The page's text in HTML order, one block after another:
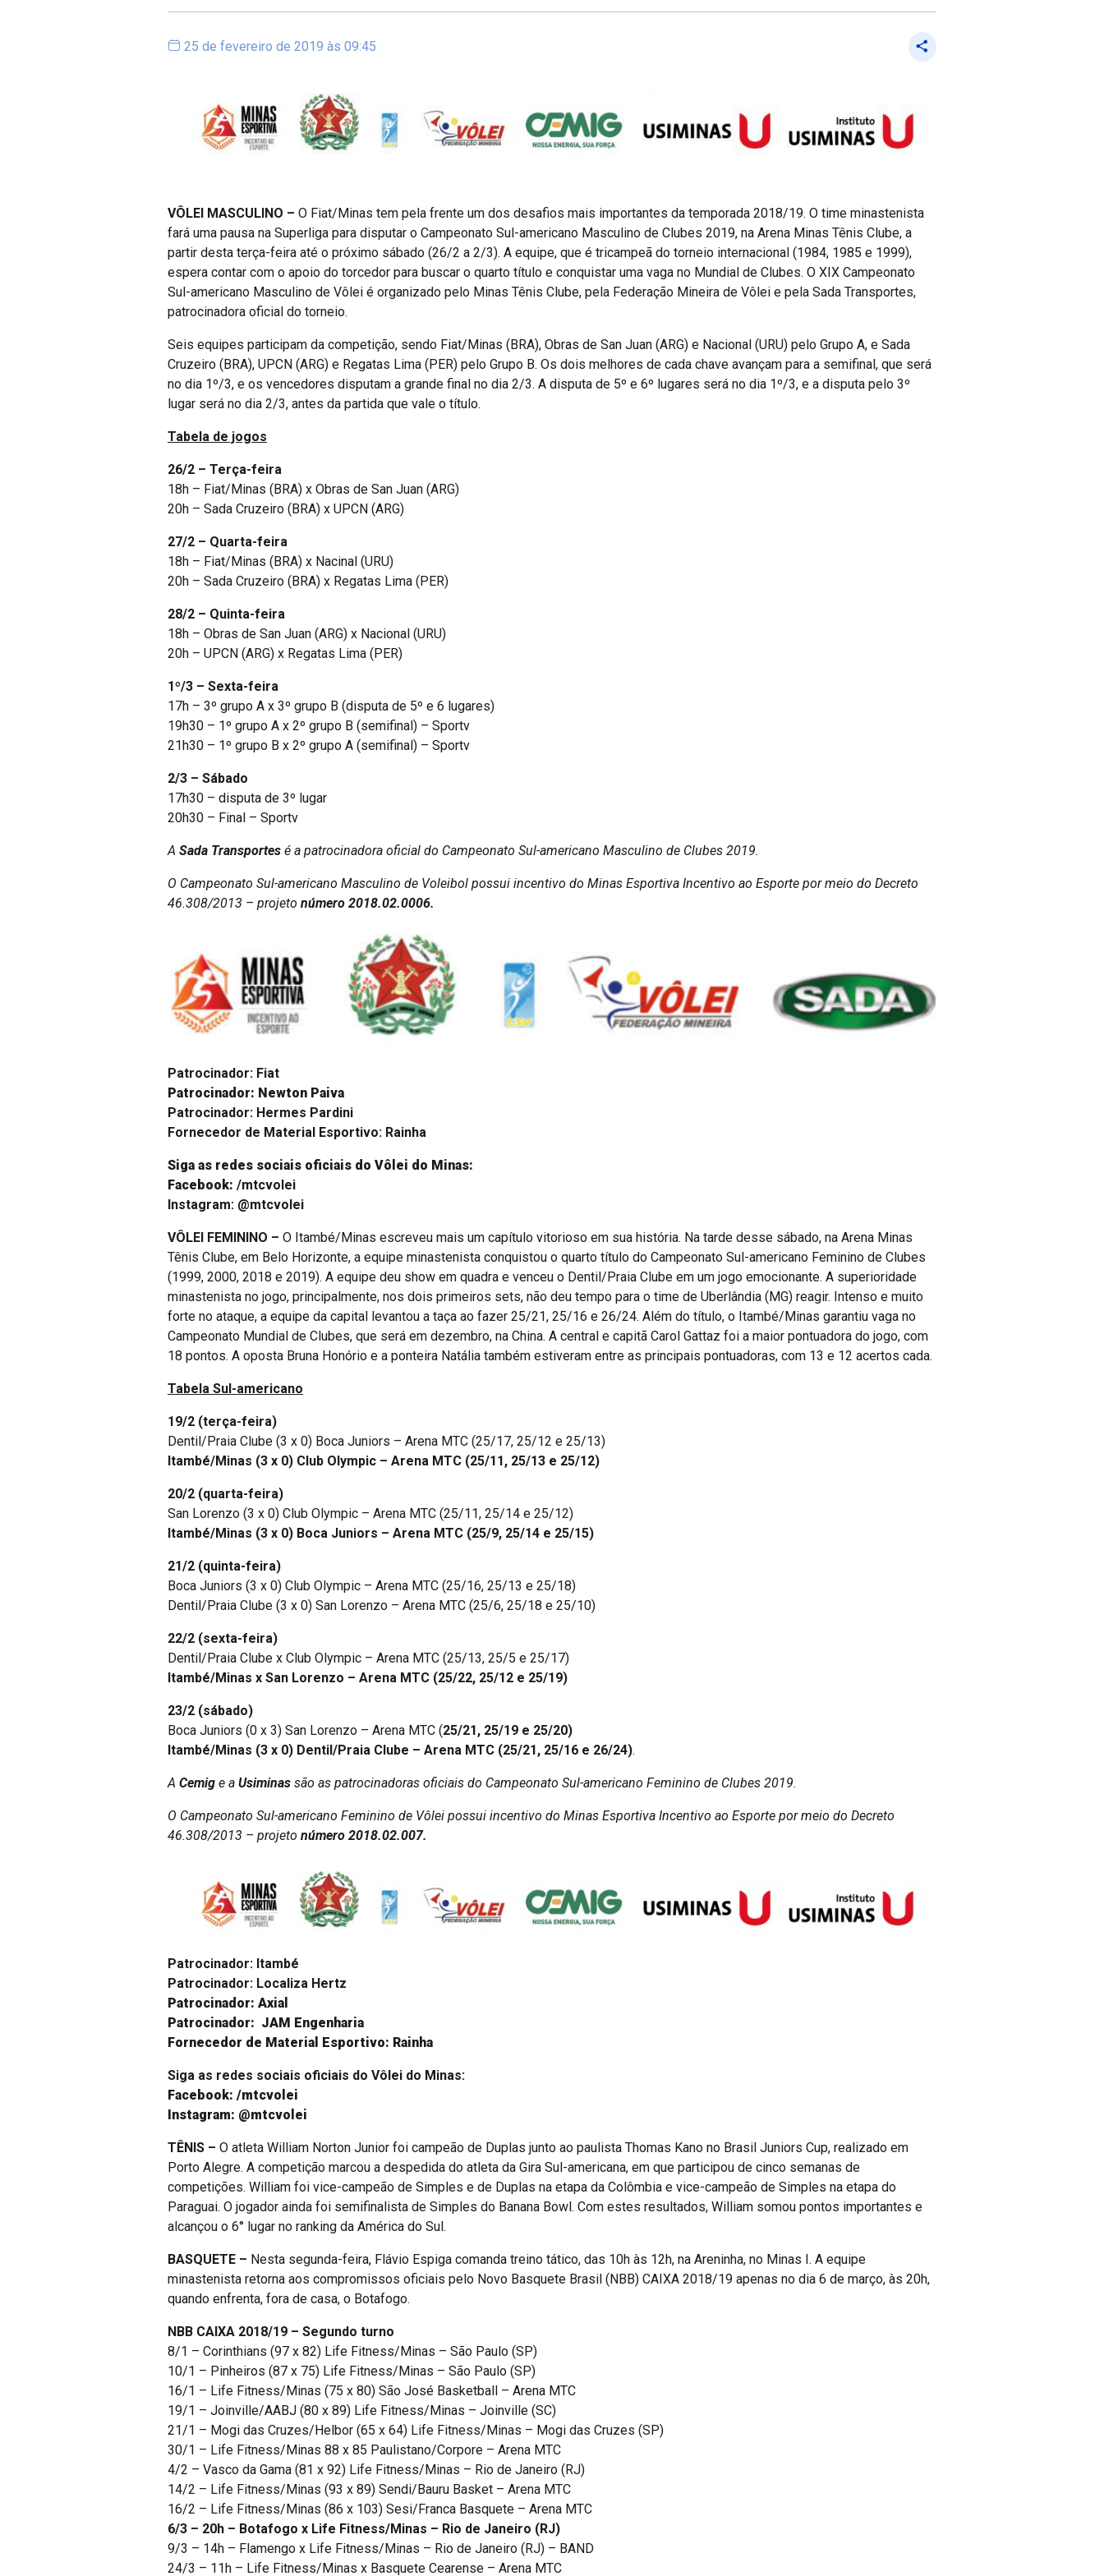
25 de fevereiro de 2019 às 09:45
VÔLEI MASCULINO – O Fiat/Minas tem pela frente um dos desafios mais importantes da temporada 2018/19. O time minastenista
fará uma pausa na Superliga para disputar o Campeonato Sul-americano Masculino de Clubes 2019, na Arena Minas Tênis Clube, a
partir desta terça-feira até o próximo sábado (26/2 a 2/3). A equipe, que é tricampeã do torneio internacional (1984, 1985 e 1999),
espera contar com o apoio do torcedor para buscar o quarto título e conquistar uma vaga no Mundial de Clubes. O XIX Campeonato
Sul-americano Masculino de Vôlei é organizado pelo Minas Tênis Clube, pela Federação Mineira de Vôlei e pela Sada Transportes,
patrocinadora oficial do torneio.
Seis equipes participam da competição, sendo Fiat/Minas (BRA), Obras de San Juan (ARG) e Nacional (URU) pelo Grupo A, e Sada
Cruzeiro (BRA), UPCN (ARG) e Regatas Lima (PER) pelo Grupo B. Os dois melhores de cada chave avançam para a semifinal, que será
no dia 1º/3, e os vencedores disputam a grande final no dia 2/3. A disputa de 5º e 6º lugares será no dia 1º/3, e a disputa pelo 3º
lugar será no dia 2/3, antes da partida que vale o título.
Tabela de jogos
26/2 – Terça-feira
18h – Fiat/Minas (BRA) x Obras de San Juan (ARG)
20h – Sada Cruzeiro (BRA) x UPCN (ARG)
27/2 – Quarta-feira
18h – Fiat/Minas (BRA) x Nacinal (URU)
20h – Sada Cruzeiro (BRA) x Regatas Lima (PER)
28/2 – Quinta-feira
18h – Obras de San Juan (ARG) x Nacional (URU)
20h – UPCN (ARG) x Regatas Lima (PER)
1º/3 – Sexta-feira
17h – 3º grupo A x 3º grupo B (disputa de 5º e 6 lugares)
19h30 – 1º grupo A x 2º grupo B (semifinal) – Sportv
21h30 – 1º grupo B x 2º grupo A (semifinal) – Sportv
2/3 – Sábado
17h30 – disputa de 3º lugar
20h30 – Final – Sportv
A Sada Transportes é a patrocinadora oficial do Campeonato Sul-americano Masculino de Clubes 2019.
O Campeonato Sul-americano Masculino de Voleibol possui incentivo do Minas Esportiva Incentivo ao Esporte por meio do Decreto
46.308/2013 – projeto número 2018.02.0006.
Patrocinador: Fiat
Patrocinador: Newton Paiva
Patrocinador: Hermes Pardini
Fornecedor de Material Esportivo: Rainha
Siga as redes sociais oficiais do Vôlei do Minas:
Facebook: /mtcvolei
Instagram: @mtcvolei
VÔLEI FEMININO – O Itambé/Minas escreveu mais um capítulo vitorioso em sua história. Na tarde desse sábado, na Arena Minas
Tênis Clube, em Belo Horizonte, a equipe minastenista conquistou o quarto título do Campeonato Sul-americano Feminino de Clubes
(1999, 2000, 2018 e 2019). A equipe deu show em quadra e venceu o Dentil/Praia Clube em um jogo emocionante. A superioridade
minastenista no jogo, principalmente, nos dois primeiros sets, não deu tempo para o time de Uberlândia (MG) reagir. Intenso e muito
forte no ataque, a equipe da capital levantou a taça ao fazer 25/21, 25/16 e 26/24. Além do título, o Itambé/Minas garantiu vaga no
Campeonato Mundial de Clubes, que será em dezembro, na China. A central e capitã Carol Gattaz foi a maior pontuadora do jogo, com
18 pontos. A oposta Bruna Honório e a ponteira Natália também estiveram entre as principais pontuadoras, com 13 e 12 acertos cada.
Tabela Sul-americano
19/2 (terça-feira)
Dentil/Praia Clube (3 x 0) Boca Juniors – Arena MTC (25/17, 25/12 e 25/13)
Itambé/Minas (3 x 0) Club Olympic – Arena MTC (25/11, 25/13 e 25/12)
20/2 (quarta-feira)
San Lorenzo (3 x 0) Club Olympic – Arena MTC (25/11, 25/14 e 25/12)
Itambé/Minas (3 x 0) Boca Juniors – Arena MTC (25/9, 25/14 e 25/15)
21/2 (quinta-feira)
Boca Juniors (3 x 0) Club Olympic – Arena MTC (25/16, 25/13 e 25/18)
Dentil/Praia Clube (3 x 0) San Lorenzo – Arena MTC (25/6, 25/18 e 25/10)
22/2 (sexta-feira)
Dentil/Praia Clube x Club Olympic – Arena MTC (25/13, 25/5 e 25/17)
Itambé/Minas x San Lorenzo – Arena MTC (25/22, 25/12 e 25/19)
23/2 (sábado)
Boca Juniors (0 x 3) San Lorenzo – Arena MTC (25/21, 25/19 e 25/20)
Itambé/Minas (3 x 0) Dentil/Praia Clube – Arena MTC (25/21, 25/16 e 26/24).
A Cemig e a Usiminas são as patrocinadoras oficiais do Campeonato Sul-americano Feminino de Clubes 2019.
O Campeonato Sul-americano Feminino de Vôlei possui incentivo do Minas Esportiva Incentivo ao Esporte por meio do Decreto
46.308/2013 – projeto número 2018.02.007.
Patrocinador: Itambé
Patrocinador: Localiza Hertz
Patrocinador: Axial
Patrocinador: JAM Engenharia
Fornecedor de Material Esportivo: Rainha
Siga as redes sociais oficiais do Vôlei do Minas:
Facebook: /mtcvolei
Instagram: @mtcvolei
TÊNIS – O atleta William Norton Junior foi campeão de Duplas junto ao paulista Thomas Kano no Brasil Juniors Cup, realizado em
Porto Alegre. A competição marcou a despedida do atleta da Gira Sul-americana, em que participou de cinco semanas de
competições. William foi vice-campeão de Simples e de Duplas na etapa da Colômbia e vice-campeão de Simples na etapa do
Paraguai. O jogador ainda foi semifinalista de Simples do Banana Bowl. Com estes resultados, William somou pontos importantes e
alcançou o 6° lugar no ranking da América do Sul.
BASQUETE – Nesta segunda-feira, Flávio Espiga comanda treino tático, das 10h às 12h, na Areninha, no Minas I. A equipe
minastenista retorna aos compromissos oficiais pelo Novo Basquete Brasil (NBB) CAIXA 2018/19 apenas no dia 6 de março, às 20h,
quando enfrenta, fora de casa, o Botafogo.
NBB CAIXA 2018/19 – Segundo turno
8/1 – Corinthians (97 x 82) Life Fitness/Minas – São Paulo (SP)
10/1 – Pinheiros (87 x 75) Life Fitness/Minas – São Paulo (SP)
16/1 – Life Fitness/Minas (75 x 80) São José Basketball – Arena MTC
19/1 – Joinville/AABJ (80 x 89) Life Fitness/Minas – Joinville (SC)
21/1 – Mogi das Cruzes/Helbor (65 x 64) Life Fitness/Minas – Mogi das Cruzes (SP)
30/1 – Life Fitness/Minas 88 x 85 Paulistano/Corpore – Arena MTC
4/2 – Vasco da Gama (81 x 92) Life Fitness/Minas – Rio de Janeiro (RJ)
14/2 – Life Fitness/Minas (93 x 89) Sendi/Bauru Basket – Arena MTC
16/2 – Life Fitness/Minas (86 x 103) Sesi/Franca Basquete – Arena MTC
6/3 – 20h – Botafogo x Life Fitness/Minas – Rio de Janeiro (RJ)
9/3 – 14h – Flamengo x Life Fitness/Minas – Rio de Janeiro (RJ) – BAND
24/3 – 11h – Life Fitness/Minas x Basquete Cearense – Arena MTC